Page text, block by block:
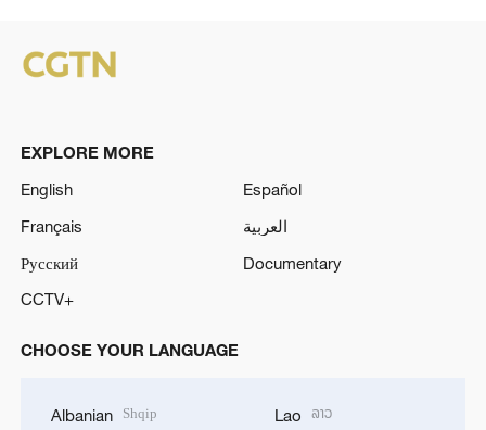
EXPLORE MORE
English
Español
Français
العربية
Русский
Documentary
CCTV+
CHOOSE YOUR LANGUAGE
Albanian Shqip Lao ລາວ